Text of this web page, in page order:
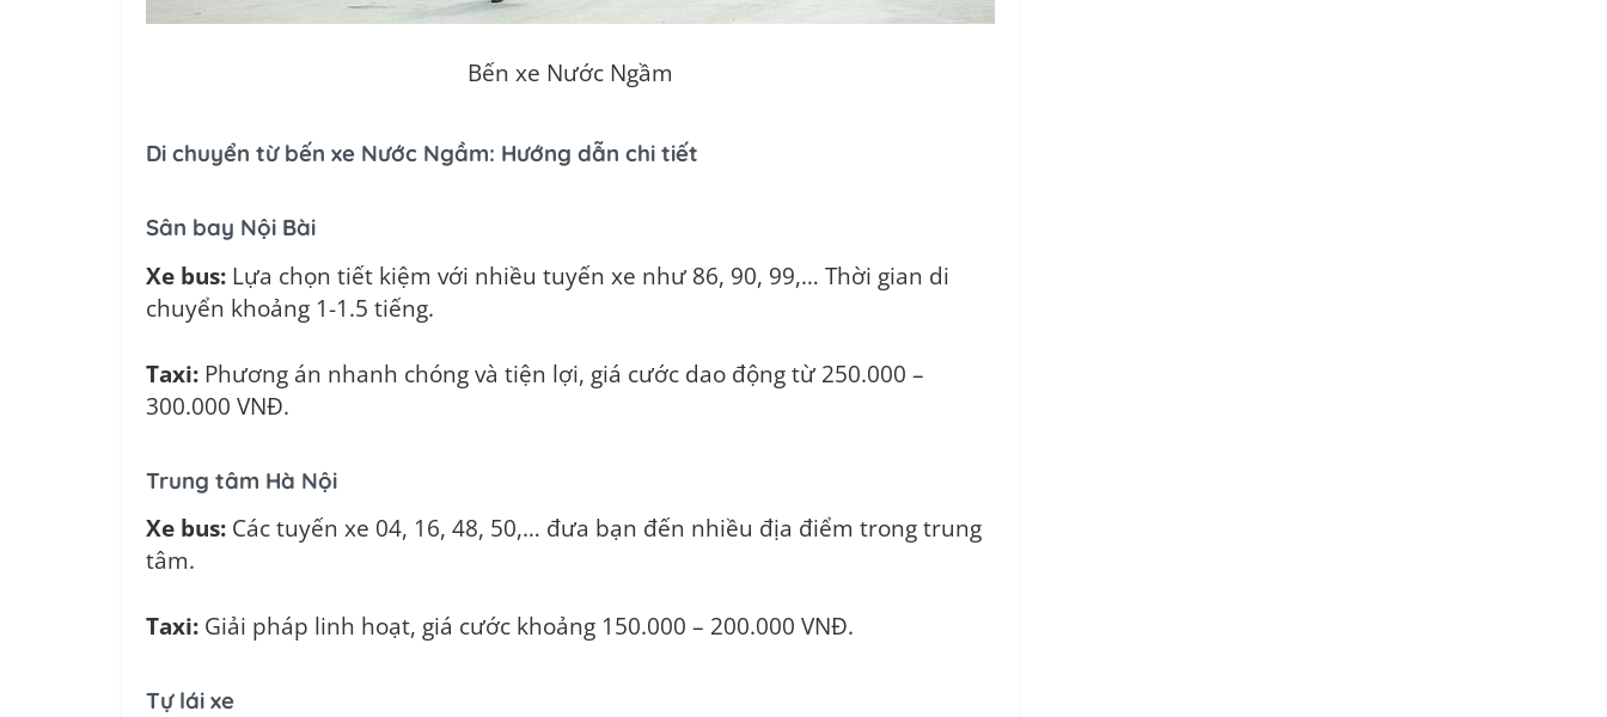
Bến xe Nước Ngầm
Di chuyển từ bến xe Nước Ngầm: Hướng dẫn chi tiết
Sân bay Nội Bài
Xe bus: Lựa chọn tiết kiệm với nhiều tuyến xe như 86, 90, 99,… Thời gian di
chuyển khoảng 1-1.5 tiếng.
Taxi: Phương án nhanh chóng và tiện lợi, giá cước dao động từ 250.000 –
300.000 VNĐ.
Trung tâm Hà Nội
Xe bus: Các tuyến xe 04, 16, 48, 50,… đưa bạn đến nhiều địa điểm trong trung
tâm.
Taxi: Giải pháp linh hoạt, giá cước khoảng 150.000 – 200.000 VNĐ.
Tự lái xe